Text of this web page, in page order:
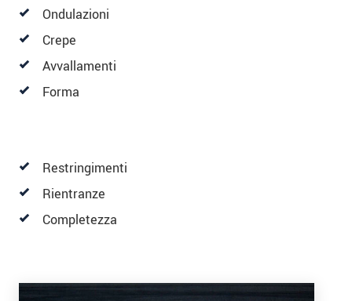
Ondulazioni
Crepe
Avvallamenti
Forma
Restringimenti
Rientranze
Completezza